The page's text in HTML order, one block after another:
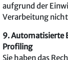
aufgrund der
Verarbeitung
9. Automatisierte
Profiling
Sie haben das